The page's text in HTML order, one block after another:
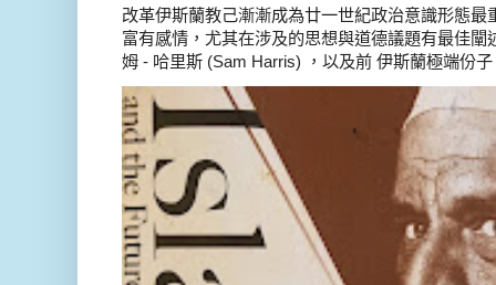
改革伊斯蘭教己漸漸成為廿一世紀政治意識形態
富有感情，尤其在涉及的思想與道德議題有最佳
姆 - 哈里斯 (Sam Harris) ，以及前 伊斯蘭極端份